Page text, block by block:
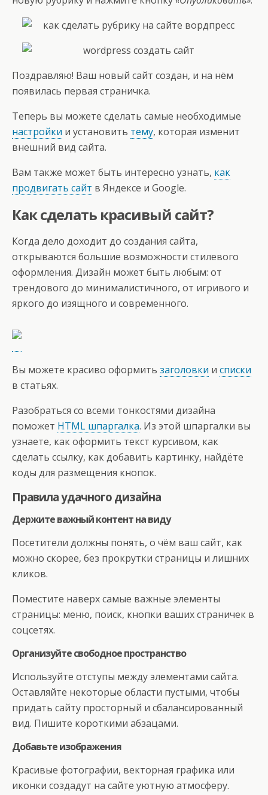
Поздравляю! Ваш новый сайт создан, и на нём
появилась первая страничка.
Теперь вы можете сделать самые необходимые
настройки и установить тему, которая изменит
внешний вид сайта.
Вам также может быть интересно узнать, как
продвигать сайт в Яндексе и Google.
Как сделать красивый сайт?
Когда дело доходит до создания сайта,
открываются большие возможности стилевого
оформления. Дизайн может быть любым: от
трендового до минималистичного, от игривого и
яркого до изящного и современного.
Вы можете красиво оформить заголовки и списки
в статьях.
Разобраться со всеми тонкостями дизайна
поможет HTML шпаргалка. Из этой шпаргалки вы
узнаете, как оформить текст курсивом, как
сделать ссылку, как добавить картинку, найдёте
коды для размещения кнопок.
Правила удачного дизайна
Держите важный контент на виду
Посетители должны понять, о чём ваш сайт, как
можно скорее, без прокрутки страницы и лишних
кликов.
Поместите наверх самые важные элементы
страницы: меню, поиск, кнопки ваших страничек в
соцсетях.
Организуйте свободное пространство
Используйте отступы между элементами сайта.
Оставляйте некоторые области пустыми, чтобы
придать сайту просторный и сбалансированный
вид. Пишите короткими абзацами.
Добавьте изображения
Красивые фотографии, векторная графика или
иконки создадут на сайте уютную атмосферу.